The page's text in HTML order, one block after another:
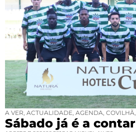
A VER, ACTUALIDADE, AGENDA, COVILHÃ,
Sábado já é a contar